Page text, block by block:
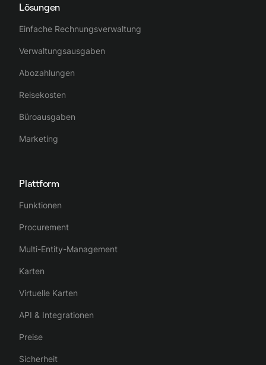
Lösungen
Einfache Rechnungsverwaltung
Verwaltungsausgaben
Abozahlungen
Reisekosten
Büroausgaben
Marketing
Plattform
Funktionen
Procurement
Multi-Entity-Management
Karten
Virtuelle Karten
API & Integrationen
Preise
Sicherheit